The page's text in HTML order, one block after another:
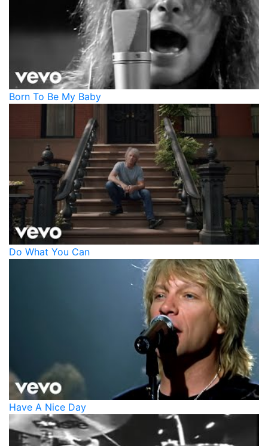
Born To Be My Baby
Do What You Can
Have A Nice Day